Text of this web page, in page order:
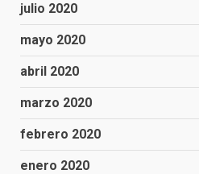
julio 2020
mayo 2020
abril 2020
marzo 2020
febrero 2020
enero 2020